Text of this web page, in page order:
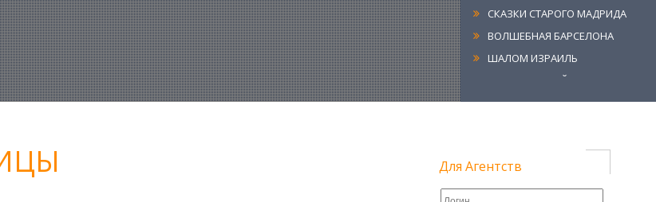
СКАЗКИ СТАРОГО МАДРИДА
ВОЛШЕБНАЯ БАРСЕЛОНА
ШАЛОМ ИЗРАИЛЬ
ЭКЗОТИЧЕСКИЙ ТУР 3+3
ЭКЗОТИЧЕСКИЙ ТУР 2+4
ОТДЫХ + ЭКСКУРСИИ
Для Агентств